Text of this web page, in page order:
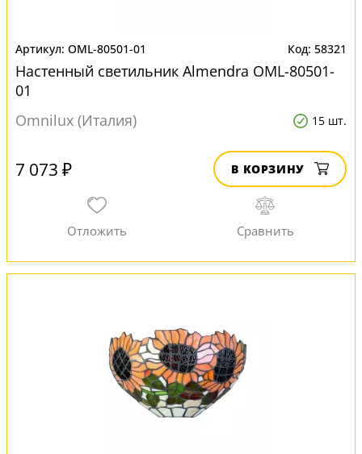
OML-80501-01 58321
Настенный светильник Almendra OML-80501-
01
Omnilux (Италия)
15 шт.
7 073 ₽ В КОРЗИНУ